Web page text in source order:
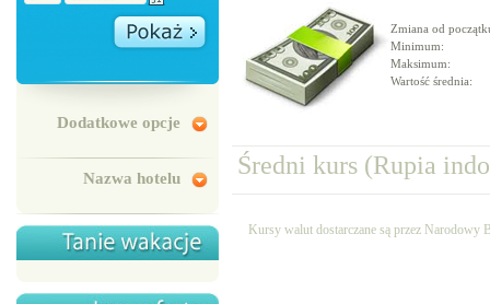
Dodatkowe opcje
Nazwa hotelu
Zmiana od
Minimum:
Maksimum:
Wartość średnia:
Średni kurs (Rupia
Kursy walut dostarczane są przez Narodowy